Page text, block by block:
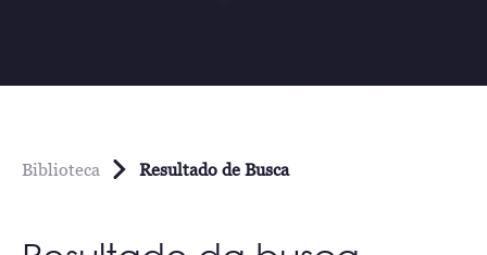
Biblioteca Resultado de Busca